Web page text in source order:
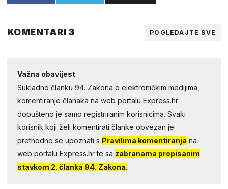
KOMENTARI 3 POGLEDAJTE SVE
Važna obavijest
Sukladno članku 94. Zakona o elektroničkim medijima,
komentiranje članaka na web portalu Express.hr
dopušteno je samo registriranim korisnicima. Svaki
korisnik koji želi komentirati članke obvezan je
prethodno se upoznati s Pravilima komentiranja na
web portalu Express.hr te sa zabranama propisanim
stavkom 2. članka 94. Zakona.